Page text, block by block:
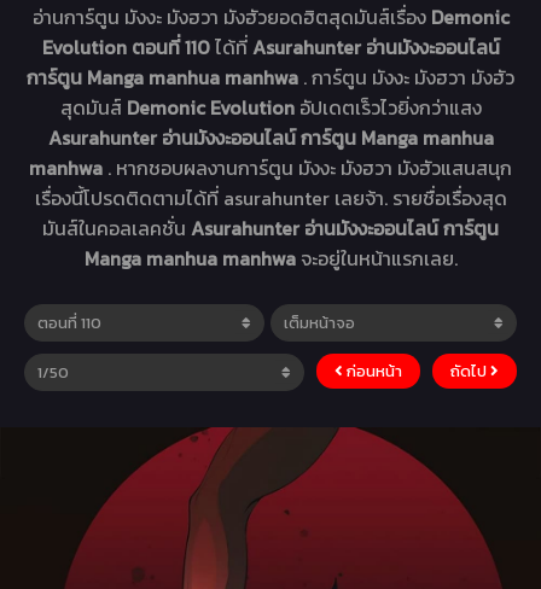
อ่านการ์ตูน มังงะ มังฮวา มังฮัวยอดฮิตสุดมันส์เรื่อง Demonic
Evolution ตอนที่ 110ได้ที่Asurahunter อ่านมังงะออนไลน์
การ์ตูน Manga manhua manhwa . การ์ตูน มังงะ มังฮวา มังฮัว
สุดมันส์ Demonic Evolution อัปเดตเร็วไวยิ่งกว่าแสง
Asurahunter อ่านมังงะออนไลน์ การ์ตูน Manga manhua
manhwa . หากชอบผลงานการ์ตูน มังงะ มังฮวา มังฮัวแสนสนุก
เรื่องนี้โปรดติดตามได้ที่ asurahunter เลยจ้า. รายชื่อเรื่องสุด
มันส์ในคอลเลคชั่น Asurahunter อ่านมังงะออนไลน์ การ์ตูน
Manga manhua manhwa จะอยู่ในหน้าแรกเลย.
ก่อนหน้า ถัดไป